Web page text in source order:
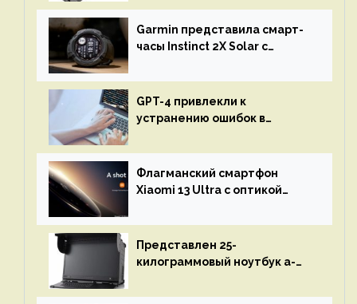
Garmin представила смарт-
часы Instinct 2X Solar с
GPT-4 привлекли к
устранению ошибок в
остановится до полного
восстановления кода и
объяснит, что пошло не так
Флагманский смартфон
Xiaomi 13 Ultra с оптикой
представят 18 апреля
Представлен 25-
килограммовый ноутбук a-
до 3 Тбайт DDR5 и шесть